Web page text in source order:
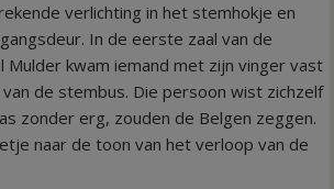
verlichting in het stemhokje en
In de eerste zaal van de
Mulder kwam iemand met zijn vinger vast
de stembus. Die persoon wist zichzelf
zonder erg, zouden de Belgen zeggen.
naar de toon van het verloop van de